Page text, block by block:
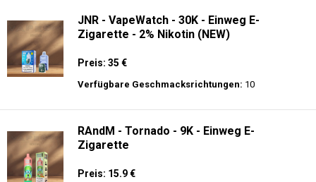
JNR - VapeWatch - 30K - Einweg E-
Zigarette - 2% Nikotin (NEW)
Preis: 35 €
Verfügbare Geschmacksrichtungen: 10
RAndM - Tornado - 9K - Einweg E-
Zigarette
Preis: 15.9 €